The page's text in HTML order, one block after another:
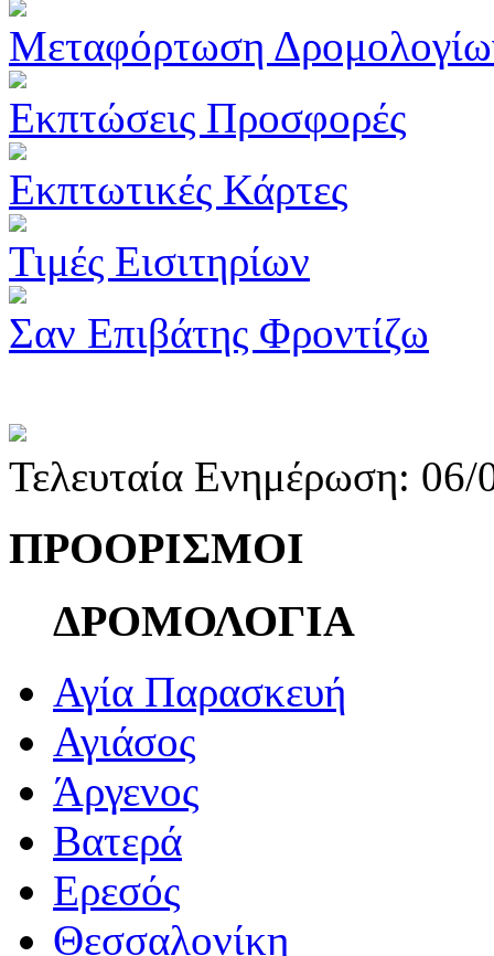
Μεταφόρτωση
Εκπτώσεις Προσφορές
Εκπτωτικές Κάρτες
Τιμές Εισιτηρίων
Σαν Επιβάτης Φροντίζω
Τελευταία Ενημέρωση:
ΠΡΟΟΡΙΣΜΟΙ
ΔΡΟΜΟΛΟΓΙΑ
Αγία Παρασκευή
Αγιάσος
Άργενος
Βατερά
Ερεσός
Θεσσαλονίκη